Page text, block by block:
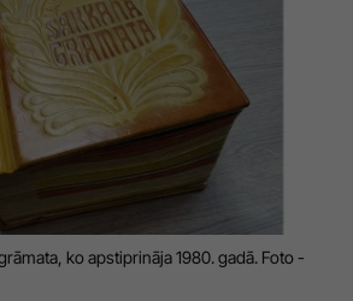
Zivju fonds
Zaļā nākotne
Iedvesmai nav vecuma
Kodols
Kontakti
ko apstiprināja 1980. gadā. Foto -